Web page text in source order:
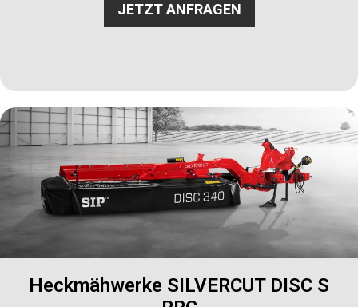
JETZT ANFRAGEN
Heckmähwerke SILVERCUT DISC S